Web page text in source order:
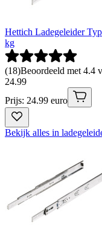
Hettich Ladegeleider
kg
(18)Beoordeeld met 4.4
24.99
Prijs: 24.99 euro
Bekijk alles in